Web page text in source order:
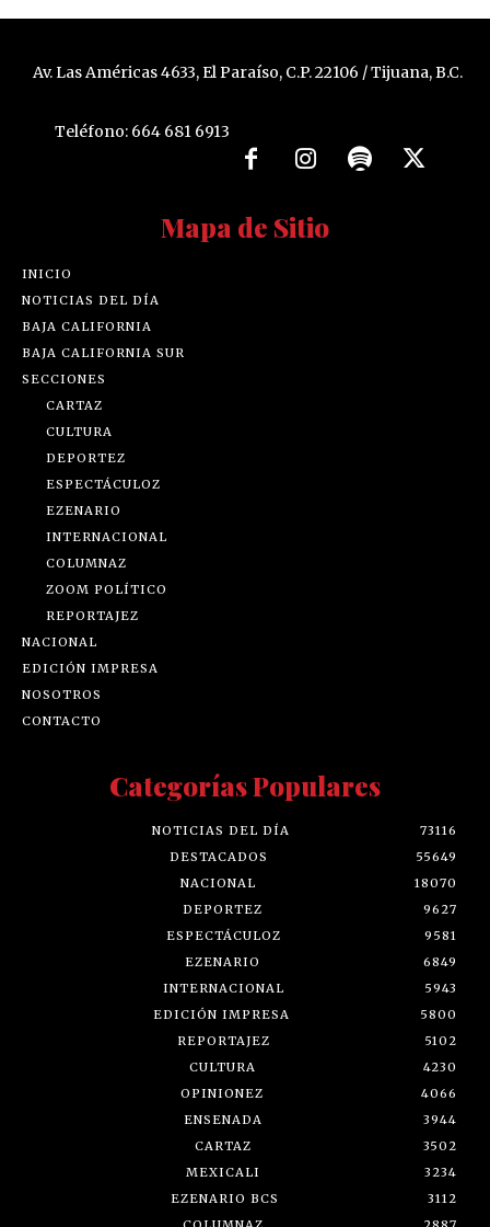
Av. Las Américas 4633, El Paraíso, C.P. 22106 / Tijuana, B.C.
Teléfono: 664 681 6913
Mapa de Sitio
INICIO
NOTICIAS DEL DÍA
BAJA CALIFORNIA
BAJA CALIFORNIA SUR
SECCIONES
CARTAZ
CULTURA
DEPORTEZ
ESPECTÁCULOZ
EZENARIO
INTERNACIONAL
COLUMNAZ
ZOOM POLÍTICO
REPORTAJEZ
NACIONAL
EDICIÓN IMPRESA
NOSOTROS
CONTACTO
Categorías Populares
NOTICIAS DEL DÍA
73116
DESTACADOS
55649
NACIONAL
18070
DEPORTEZ
9627
ESPECTÁCULOZ
9581
EZENARIO
6849
INTERNACIONAL
5943
EDICIÓN IMPRESA
5800
REPORTAJEZ
5102
CULTURA
4230
OPINIONEZ
4066
ENSENADA
3944
CARTAZ
3502
MEXICALI
3234
EZENARIO BCS
3112